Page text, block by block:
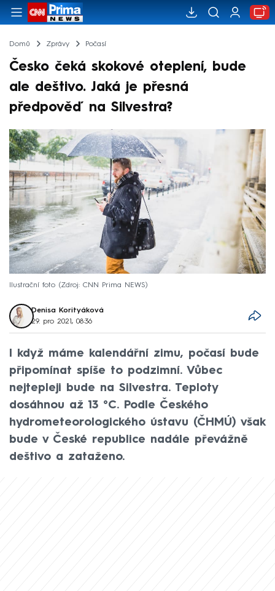
Domů Zprávy Počasí
Česko čeká skokové oteplení, bude
ale deštivo. Jaká je přesná
předpověď na Silvestra?
Ilustrační foto Zdroj: CNN Prima NEWS
Denisa Korityáková
29. pro 2021, 08:36
I když máme kalendářní zimu, počasí bude
připomínat spíše to podzimní. Vůbec
nejtepleji bude na Silvestra. Teploty
dosáhnou až 13 °C. Podle Českého
hydrometeorologického ústavu (ČHMÚ) však
bude v České republice nadále převážně
deštivo a zataženo.